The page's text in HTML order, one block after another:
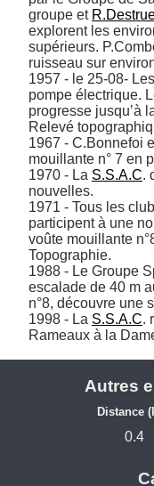
groupe et
explorent les
supérieurs.
ruisseau sur
1957 - le 25-08-
pompe électrique.
progresse jusqu’à
Relevé
1967 - C.Bonnefoi
mouillante n° 7 en
1970 - La S.S.A.C.
nouvelles.
1971 - Tous les
participent à une
voûte mouillante
Topographie.
1988 - Le Groupe
escalade de 40 m
n°8, découvre une
1998 - La S.S.A.C.
Rameaux à la
Autres
Distance
0.4